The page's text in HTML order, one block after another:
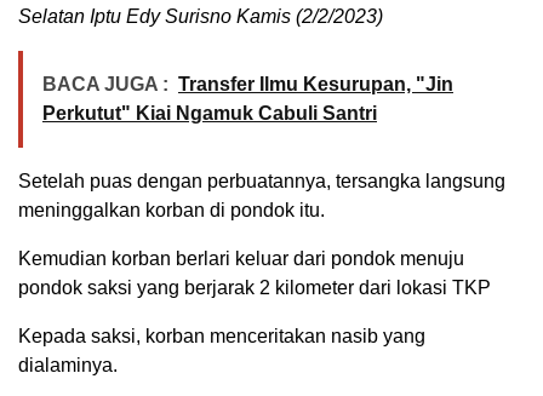
Selatan Iptu Edy Surisno Kamis (2/2/2023)
BACA JUGA : Transfer Ilmu Kesurupan, "Jin
Perkutut" Kiai Ngamuk Cabuli Santri
Setelah puas dengan perbuatannya, tersangka langsung
meninggalkan korban di pondok itu.
Kemudian korban berlari keluar dari pondok menuju
pondok saksi yang berjarak 2 kilometer dari lokasi TKP
Kepada saksi, korban menceritakan nasib yang
dialaminya.